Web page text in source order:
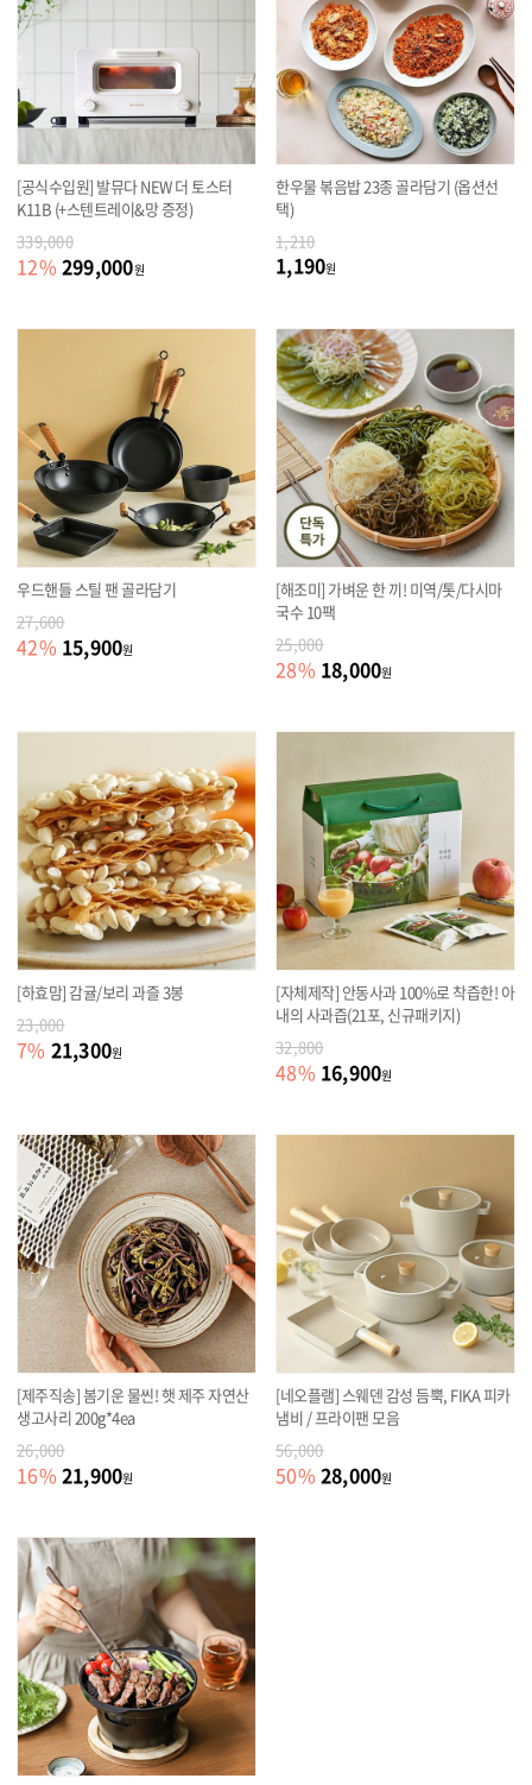
[공식수입원] 발뮤다 NEW 더 토스터
K11B (+스텐트레이&망 증정)
339,000
12% 299,000원
한우물 볶음밥 23종 골라담기 (옵션선
택)
1,210
1,190원
우드핸들 스틸 팬 골라담기
27,600
42% 15,900원
[해조미] 가벼운 한 끼! 미역/톳/다시마
국수 10팩
25,000
28% 18,000원
[하효맘] 감귤/보리 과즐 3봉
23,000
7% 21,300원
[자체제작] 안동사과 100%로 착즙한! 아
내의 사과즙(21포, 신규패키지)
32,800
48% 16,900원
[제주직송] 봄기운 물씬! 햇 제주 자연산
생고사리 200g*4ea
26,000
16% 21,900원
[네오플램] 스웨덴 감성 듬뿍, FIKA 피카
냄비 / 프라이팬 모음
56,000
50% 28,000원